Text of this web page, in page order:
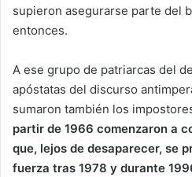
supieron asegurarse parte del
entonces.
A ese grupo de patriarcas del
apóstatas del discurso
sumaron también los
partir de 1966 comenzaron a
que, lejos de desaparecer, se
fuerza tras 1978 y durante